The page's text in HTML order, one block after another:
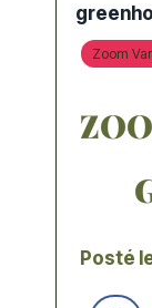
Zoom
Posté